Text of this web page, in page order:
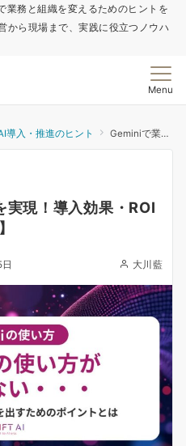
業務と組織を変えるためのヒントを
から現場まで、実践に役立つノウハ
Menu
導入・推進のヒント Geminiで業務効率化を実現！導入効果・ROIを徹底解説【法人向け】
現！導入効果・ROI
大川藍